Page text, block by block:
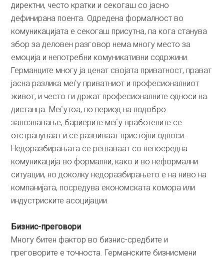
директни, често кратки и секогаш со јасно
дефинирана поента. Одредена формалност во
комуникацијата е секогаш присутна, па кога станува
збор за деловен разговор нема многу место за
емоција и непотребни комуникативни содржини.
Германците многу ја ценат својата приватност, прават
јасна разлика меѓу приватниот и професионалниот
живот, и често ги држат професионалните односи на
дистанца. Меѓутоа, по период на подобро
запознавање, бариерите меѓу вработените се
отстрануваат и се развиваат пристојни односи.
Недоразбирањата се решаваат со непосредна
комуникација во формални, како и во неформални
ситуации, но доколку недоразбирањето е на ниво на
компанијата, посредува економската комора или
индустриските асоцијации.
Бизнис-преговори
Многу битен фактор во бизнис-средбите и
преговорите е точноста. Германските бизнисмени